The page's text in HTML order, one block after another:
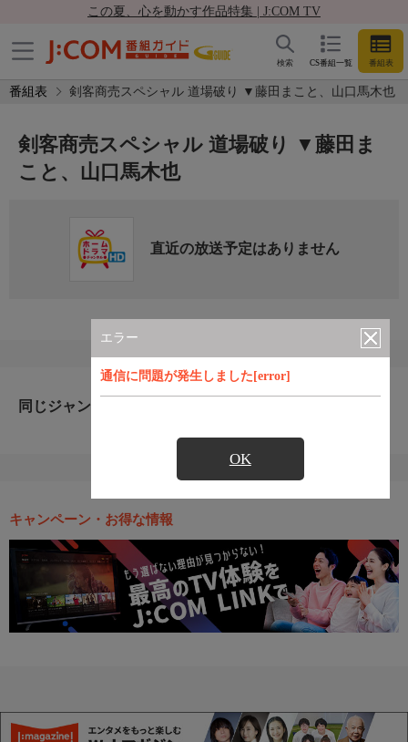
この夏、心を動かす作品特集 | J:COM TV
CS番組一覧 番組表
検索
番組表 剣客商売スペシャル 道場破り ▼藤田まこと、山口馬木也
エラー
通信に問題が発生しました[error]
OK
剣客商売スペシャル 道場破り ▼藤田ま
こと、山口馬木也
直近の放送予定はありません
同じジャンルのおすすめ番組
キャンペーン・お得な情報